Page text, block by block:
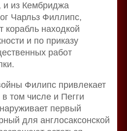
и из Кембриджа
Чарльз Филлипс,
корабль находкой
и по приказу
работ
Филипс привлекает
том числе и Пегги
первый
для англосаксонской